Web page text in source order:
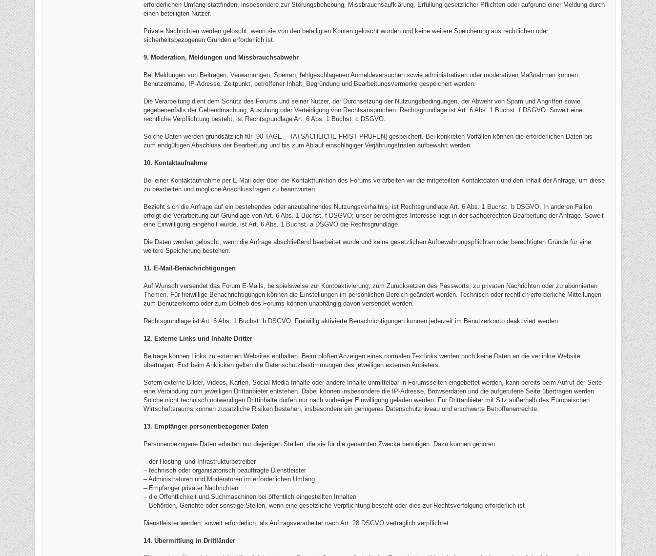
erforderlichen Umfang stattfinden, insbesondere zur Störungsbehebung, Missbrauchsaufklärung, Erfüllung gesetzlicher Pflichten oder aufgrund einer Meldung durch
einen beteiligten Nutzer.
Private Nachrichten werden gelöscht, wenn sie von den beteiligten Konten gelöscht wurden und keine weitere Speicherung aus rechtlichen oder
sicherheitsbezogenen Gründen erforderlich ist.
9. Moderation, Meldungen und Missbrauchsabwehr
Bei Meldungen von Beiträgen, Verwarnungen, Sperren, fehlgeschlagenen Anmeldeversuchen sowie administrativen oder moderativen Maßnahmen können
Benutzername, IP-Adresse, Zeitpunkt, betroffener Inhalt, Begründung und Bearbeitungsvermerke gespeichert werden.
Die Verarbeitung dient dem Schutz des Forums und seiner Nutzer, der Durchsetzung der Nutzungsbedingungen, der Abwehr von Spam und Angriffen sowie
gegebenenfalls der Geltendmachung, Ausübung oder Verteidigung von Rechtsansprüchen. Rechtsgrundlage ist Art. 6 Abs. 1 Buchst. f DSGVO. Soweit eine
rechtliche Verpflichtung besteht, ist Rechtsgrundlage Art. 6 Abs. 1 Buchst. c DSGVO.
Solche Daten werden grundsätzlich für [90 TAGE – TATSÄCHLICHE FRIST PRÜFEN] gespeichert. Bei konkreten Vorfällen können die erforderlichen Daten bis
zum endgültigen Abschluss der Bearbeitung und bis zum Ablauf einschlägiger Verjährungsfristen aufbewahrt werden.
10. Kontaktaufnahme
Bei einer Kontaktaufnahme per E-Mail oder über die Kontaktfunktion des Forums verarbeiten wir die mitgeteilten Kontaktdaten und den Inhalt der Anfrage, um diese
zu bearbeiten und mögliche Anschlussfragen zu beantworten.
Bezieht sich die Anfrage auf ein bestehendes oder anzubahnendes Nutzungsverhältnis, ist Rechtsgrundlage Art. 6 Abs. 1 Buchst. b DSGVO. In anderen Fällen
erfolgt die Verarbeitung auf Grundlage von Art. 6 Abs. 1 Buchst. f DSGVO; unser berechtigtes Interesse liegt in der sachgerechten Bearbeitung der Anfrage. Soweit
eine Einwilligung eingeholt wurde, ist Art. 6 Abs. 1 Buchst. a DSGVO die Rechtsgrundlage.
Die Daten werden gelöscht, wenn die Anfrage abschließend bearbeitet wurde und keine gesetzlichen Aufbewahrungspflichten oder berechtigten Gründe für eine
weitere Speicherung bestehen.
11. E-Mail-Benachrichtigungen
Auf Wunsch versendet das Forum E-Mails, beispielsweise zur Kontoaktivierung, zum Zurücksetzen des Passworts, zu privaten Nachrichten oder zu abonnierten
Themen. Für freiwillige Benachrichtigungen können die Einstellungen im persönlichen Bereich geändert werden. Technisch oder rechtlich erforderliche Mitteilungen
zum Benutzerkonto oder zum Betrieb des Forums können unabhängig davon versendet werden.
Rechtsgrundlage ist Art. 6 Abs. 1 Buchst. b DSGVO. Freiwillig aktivierte Benachrichtigungen können jederzeit im Benutzerkonto deaktiviert werden.
12. Externe Links und Inhalte Dritter
Beiträge können Links zu externen Websites enthalten. Beim bloßen Anzeigen eines normalen Textlinks werden noch keine Daten an die verlinkte Website
übertragen. Erst beim Anklicken gelten die Datenschutzbestimmungen des jeweiligen externen Anbieters.
Sofern externe Bilder, Videos, Karten, Social-Media-Inhalte oder andere Inhalte unmittelbar in Forumsseiten eingebettet werden, kann bereits beim Aufruf der Seite
eine Verbindung zum jeweiligen Drittanbieter entstehen. Dabei können insbesondere die IP-Adresse, Browserdaten und die aufgerufene Seite übertragen werden.
Solche nicht technisch notwendigen Drittinhalte dürfen nur nach vorheriger Einwilligung geladen werden. Für Drittanbieter mit Sitz außerhalb des Europäischen
Wirtschaftsraums können zusätzliche Risiken bestehen, insbesondere ein geringeres Datenschutzniveau und erschwerte Betroffenenrechte.
13. Empfänger personenbezogener Daten
Personenbezogene Daten erhalten nur diejenigen Stellen, die sie für die genannten Zwecke benötigen. Dazu können gehören:
– der Hosting- und Infrastrukturbetreiber
– technisch oder organisatorisch beauftragte Dienstleister
– Administratoren und Moderatoren im erforderlichen Umfang
– Empfänger privater Nachrichten
– die Öffentlichkeit und Suchmaschinen bei öffentlich eingestellten Inhalten
– Behörden, Gerichte oder sonstige Stellen, wenn eine gesetzliche Verpflichtung besteht oder dies zur Rechtsverfolgung erforderlich ist
Dienstleister werden, soweit erforderlich, als Auftragsverarbeiter nach Art. 28 DSGVO vertraglich verpflichtet.
14. Übermittlung in Drittländer